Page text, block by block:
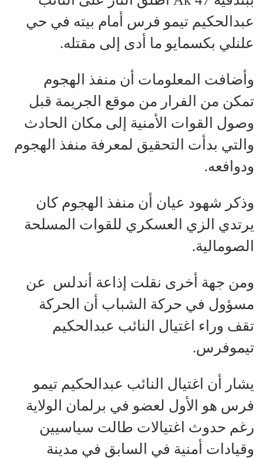
عبدالحكيم تيمو فرس أمام بيته في حي
علنلي بكسمايو ما أدى إلى مقتله.
وأضافت المعلومات أن منفذ الهجوم
تمكن من الفرار من موقع الجريمة قبل
وصول القوات الأمنية إلى مكان الحادث
والتي بدأت التحقيق لمعرفة منفذ الهجوم
ودوافعه.
وذكر شهود عيان أن منفذ الهجوم كان
يرتدي الزي العسكري للقوات المسلحة
الصومالية.
ومن جهة أخرى نقلت إذاعة أندلس عن
مسؤول في حركة الشباب أن الحركة
تقف وراء اغتيال النائب عبدالحكيم
تيموفرس.
يشار أن اغتيال النائب عبدالحكيم تيمو
فرس هو الأول لعضو في برلمان الولاية
رغم حدوث اغتيالات طالت سياسيين
وقيادات أمنية في السابق في مدينة